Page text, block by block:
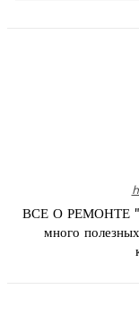
ВСЕ О РЕМОНТЕ
много